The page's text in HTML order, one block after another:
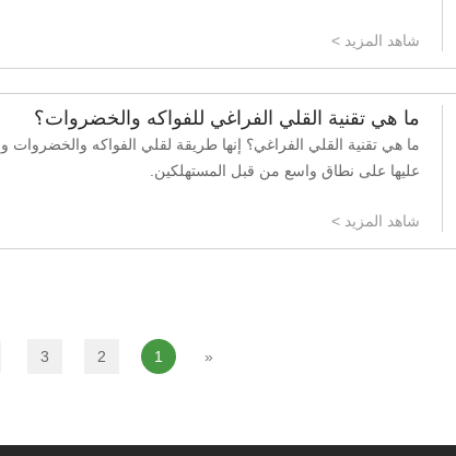
شاهد المزيد >
ما هي تقنية القلي الفراغي للفواكه والخضروات؟
ما هي تقنية القلي الفراغي؟ إنها طريقة لقلي الفواكه والخضروات
عليها على نطاق واسع من قبل المستهلكين.
شاهد المزيد >
«
1
2
3